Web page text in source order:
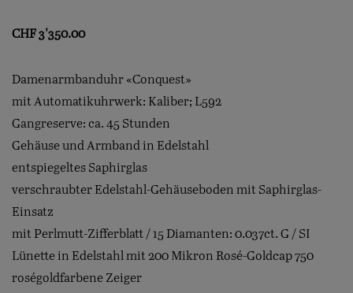
CHF3'350.00
Damenarmbanduhr «Conquest»
mit Automatikuhrwerk: Kaliber; L592
Gangreserve: ca. 45 Stunden
Gehäuse und Armband in Edelstahl
entspiegeltes Saphirglas
verschraubter Edelstahl-Gehäuseboden mit Saphirglas-
Einsatz
mit Perlmutt-Zifferblatt / 15 Diamanten: 0.037ct. G / SI
Lünette in Edelstahl mit 200 Mikron Rosé-Goldcap 750
roségoldfarbene Zeiger